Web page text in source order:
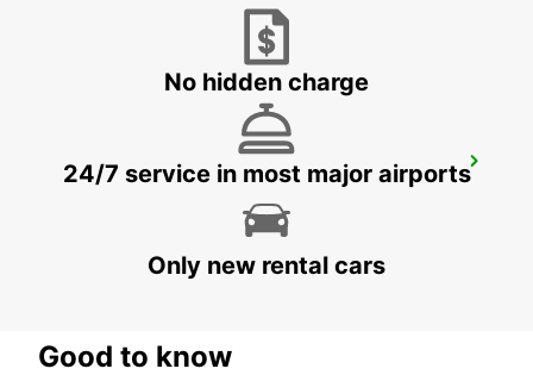
ROME CORSO FRANCIA
No hidden charge
24/7 service in most major airports
Only new rental cars
Good to know